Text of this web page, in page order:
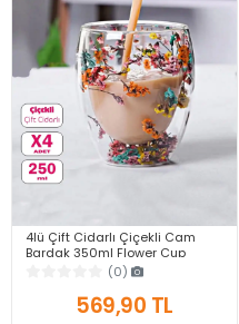
4lü Çift Cidarlı Çiçekli Cam
Bardak 350ml Flower Cup
Meşrubat El Yapımı Kahve
Sunum Bardağı Seti
(0)
569,90 TL